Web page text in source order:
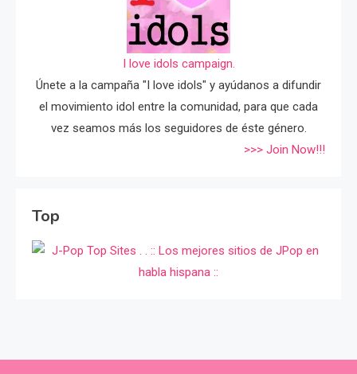
I love idols campaign.
Únete a la campaña "I love idols" y ayúdanos a difundir
el movimiento idol entre la comunidad, para que cada
vez seamos más los seguidores de éste género.
>>> Join Now!!!
Top